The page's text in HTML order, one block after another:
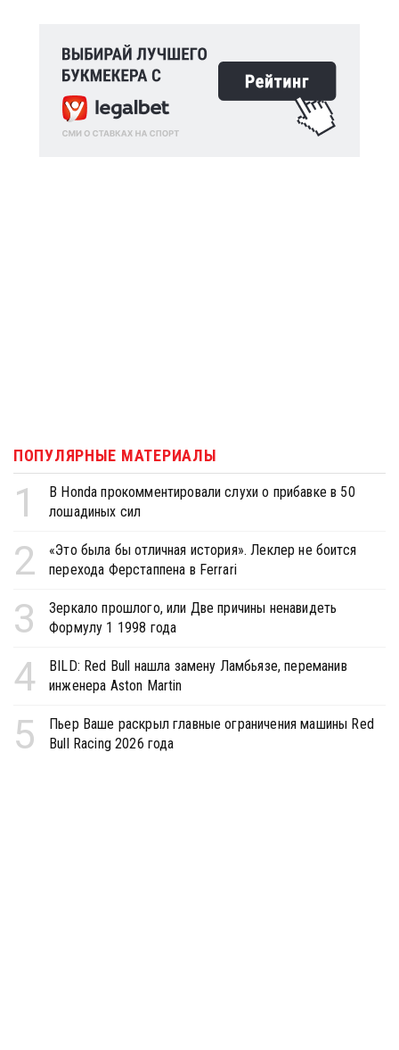
ПОПУЛЯРНЫЕ МАТЕРИАЛЫ
1
В Honda прокомментировали слухи о прибавке в 50
лошадиных сил
2
«Это была бы отличная история». Леклер не боится
перехода Ферстаппена в Ferrari
3
Зеркало прошлого, или Две причины ненавидеть
Формулу 1 1998 года
4
BILD: Red Bull нашла замену Ламбьязе, переманив
инженера Aston Martin
5
Пьер Ваше раскрыл главные ограничения машины Red
Bull Racing 2026 года